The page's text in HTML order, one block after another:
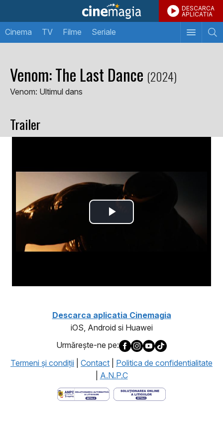
DESCARCA
APLICATIA
Cinema TV Filme Seriale
Venom: The Last Dance (2024)
Venom: Ultimul dans
Trailer
Descarca aplicatia Cinemagia
iOS, Android si Huawei
Urmăreşte-ne pe:
Termeni şi condiţii
Contact
Politica de confidentialitate
A.N.P.C